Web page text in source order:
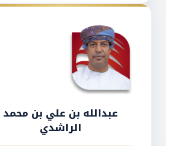
عبدالله بن علي بن محمد
الراشدي